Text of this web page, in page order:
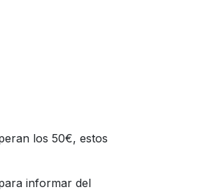
los 50€, estos
informar del